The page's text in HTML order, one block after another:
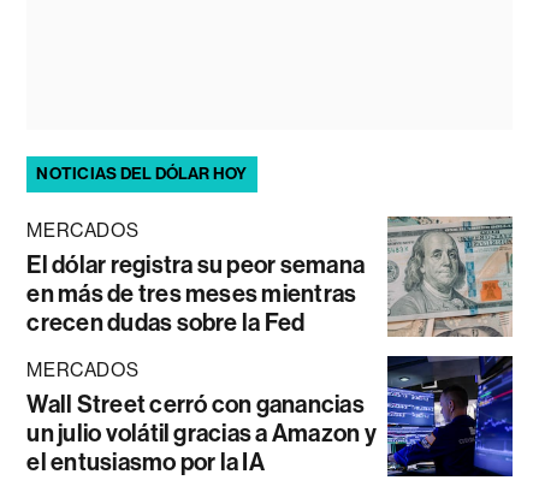
NOTICIAS DEL DÓLAR HOY
MERCADOS
El dólar registra su peor semana
en más de tres meses mientras
crecen dudas sobre la Fed
MERCADOS
Wall Street cerró con ganancias
un julio volátil gracias a Amazon y
el entusiasmo por la IA